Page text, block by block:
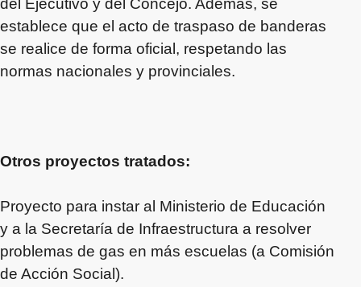
del Ejecutivo y del Concejo. Además, se
establece que el acto de traspaso de banderas
se realice de forma oficial, respetando las
normas nacionales y provinciales.
Otros proyectos tratados:
Proyecto para instar al Ministerio de Educación
y a la Secretaría de Infraestructura a resolver
problemas de gas en más escuelas (a Comisión
de Acción Social).